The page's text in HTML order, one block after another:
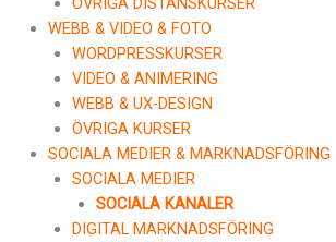
WEBB & VIDEO & FOTO
WORDPRESSKURSER
VIDEO & ANIMERING
WEBB & UX-DESIGN
ÖVRIGA KURSER
SOCIALA MEDIER & MARKNADSFÖRING
SOCIALA MEDIER
SOCIALA KANALER
DIGITAL MARKNADSFÖRING